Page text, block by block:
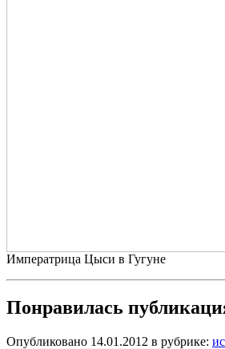
Императрица Цыси в Гугуне
Понравилась
Опубликовано 14.01.2012 в рубрике: